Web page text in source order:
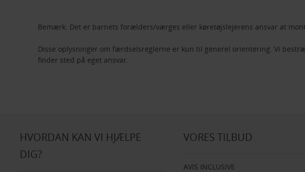
Bemærk: Det er barnets forælders/værges eller køretøjslejerens ansvar at
Disse oplysninger om færdselsreglerne er kun til generel orientering. Vi
finder sted på eget ansvar.
HVORDAN KAN VI HJÆLPE
DIG?
VORES TILBUD
AVIS INCLUSIVE